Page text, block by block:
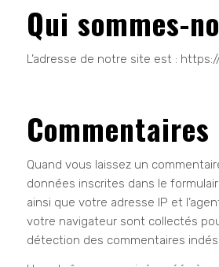
Qui sommes-
L’adresse de notre site est :
Commentaires
Quand vous laissez un
données inscrites dans le
ainsi que votre adresse IP et
votre navigateur sont collectés
détection des commentaires